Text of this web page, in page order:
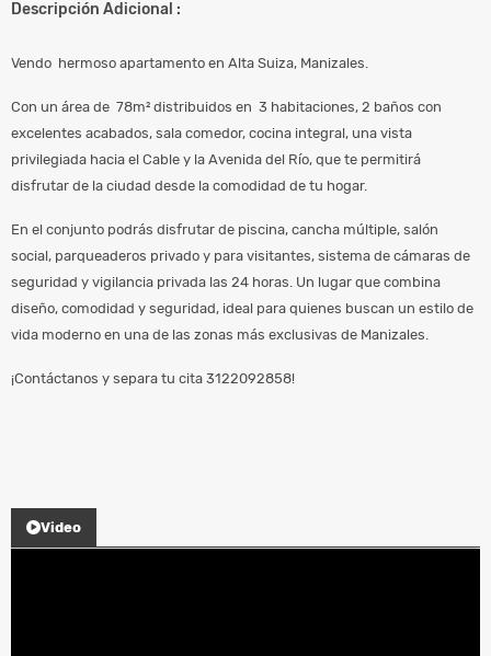
Descripción Adicional :
Vendo hermoso apartamento en Alta Suiza, Manizales.
Con un área de 78m² distribuidos en 3 habitaciones, 2 baños con
excelentes acabados, sala comedor, cocina integral, una vista
privilegiada hacia el Cable y la Avenida del Río, que te permitirá
disfrutar de la ciudad desde la comodidad de tu hogar.
En el conjunto podrás disfrutar de piscina, cancha múltiple, salón
social, parqueaderos privado y para visitantes, sistema de cámaras de
seguridad y vigilancia privada las 24 horas. Un lugar que combina
diseño, comodidad y seguridad, ideal para quienes buscan un estilo de
vida moderno en una de las zonas más exclusivas de Manizales.
¡Contáctanos y separa tu cita 3122092858!
Video